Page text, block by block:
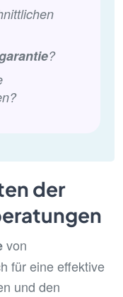
?
der
von
für eine effektive
und den